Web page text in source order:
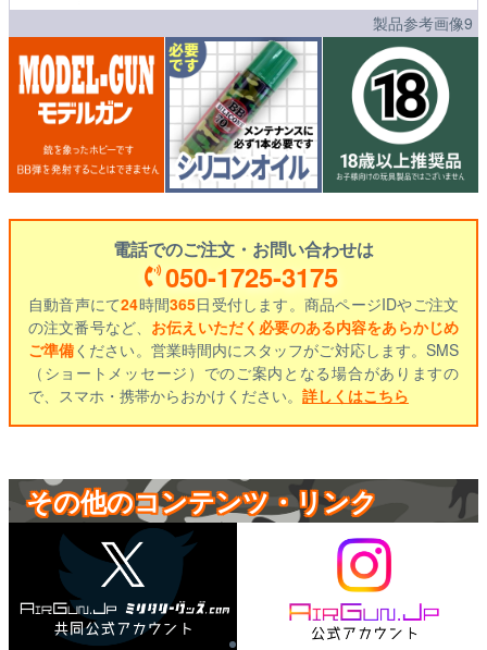
製品参考画像9
電話でのご注文・お問い合わせは
050-1725-3175
自動音声にて24時間365日受付します。商品ページIDやご注文
の注文番号など、 お伝えいただく必要のある内容をあらかじめ
ご準備ください。営業時間内にスタッフがご対応します。SMS
（ショートメッセージ）でのご案内となる場合がありますの
で、スマホ・携帯からおかけください。 詳しくはこちら
その他のコンテンツ・リンク